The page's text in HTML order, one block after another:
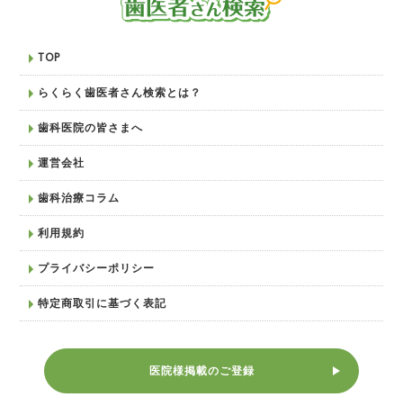
TOP
らくらく歯医者さん検索とは？
歯科医院の皆さまへ
運営会社
歯科治療コラム
利用規約
プライバシーポリシー
特定商取引に基づく表記
医院様掲載のご登録